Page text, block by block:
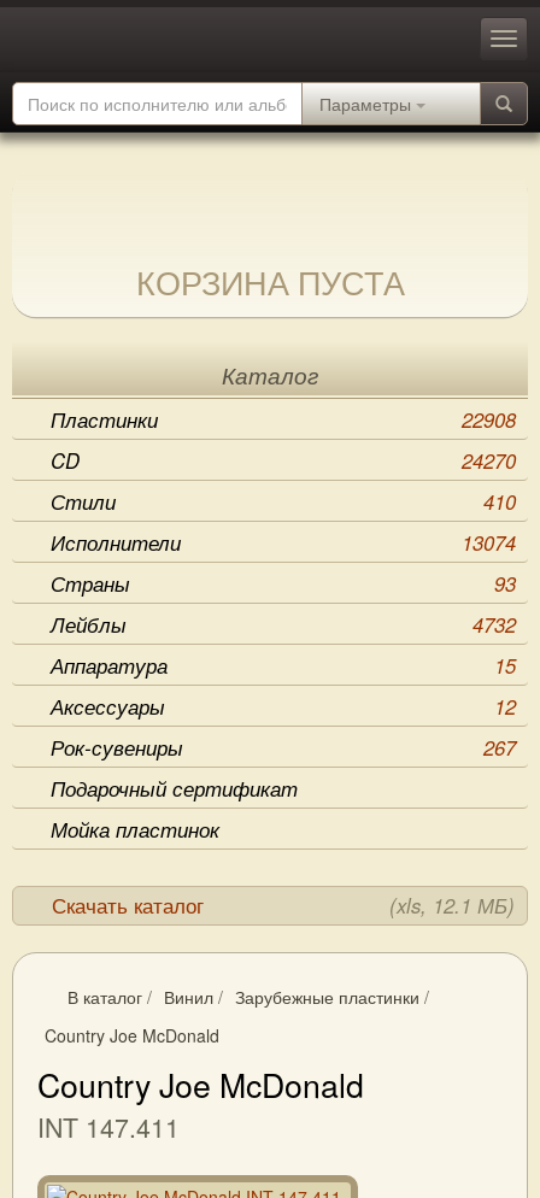
Параметры
КОРЗИНА ПУСТА
Каталог
Пластинки
22908
CD
24270
Стили
410
Исполнители
13074
Страны
93
Лейблы
4732
Аппаратура
15
Аксессуары
12
Рок-сувениры
267
Подарочный сертификат
Мойка пластинок
Скачать каталог (xls, 12.1 МБ)
В каталог / Винил / Зарубежные пластинки /
Country Joe McDonald
Country Joe McDonald
INT 147.411